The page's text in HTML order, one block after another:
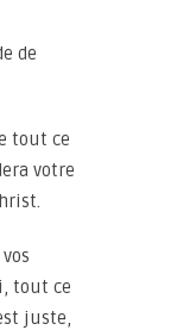
de
tout ce
votre
tout ce
juste,